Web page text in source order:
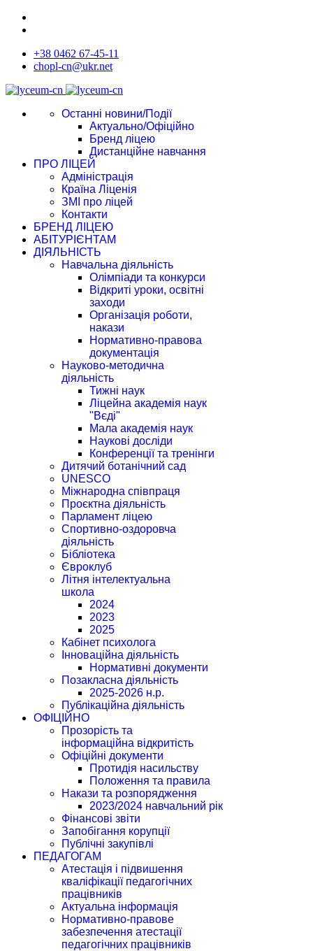
+38 0462 67-45-11
chopl-cn@ukr.net
Останні новини/Події
Актуально/Офіційно
Бренд ліцею
Дистанційне навчання
ПРО ЛІЦЕЙ
Адміністрація
Країна Ліценія
ЗМІ про ліцей
Контакти
БРЕНД ЛІЦЕЮ
АБІТУРІЄНТАМ
ДІЯЛЬНІСТЬ
Навчальна діяльність
Олімпіади та конкурси
Відкриті уроки, освітні
заходи
Організація роботи,
накази
Нормативно-правова
документація
Науково-методична
діяльність
Тижні наук
Ліцейна академія наук
"Вєді"
Мала академія наук
Наукові досліди
Конференції та тренінги
Дитячий ботанічний сад
UNESCO
Міжнародна співпраця
Проєктна діяльність
Парламент ліцею
Спортивно-оздоровча
діяльність
Бібліотека
Євроклуб
Літня інтелектуальна
школа
2024
2023
2025
Кабінет психолога
Інноваційна діяльність
Нормативні документи
Позакласна діяльність
2025-2026 н.р.
Публікаційна діяльність
ОФІЦІЙНО
Прозорість та
інформаційна відкритість
Офіційні документи
Протидія насильству
Положення та правила
Накази та розпорядження
2023/2024 навчальний рік
Фінансові звіти
Запобігання корупції
Публічні закупівлі
ПЕДАГОГАМ
Атестація і підвишення
кваліфікації педагогічних
працівників
Актуальна інформація
Нормативно-правове
забезпечення атестації
педагогічних працівників